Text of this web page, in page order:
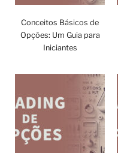
Conceitos Básicos de
Opções: Um Guia para
Iniciantes